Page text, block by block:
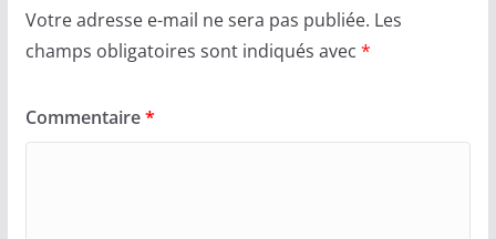
Votre adresse e-mail ne sera pas publiée. Les
champs obligatoires sont indiqués avec *
Commentaire*